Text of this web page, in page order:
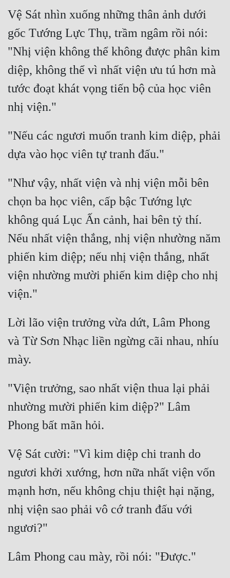
Đông Phương
Đông Phương Huyền Huyễn
Đồng Nhân
Cẩu Đạo Trường Sinh
Truyện Nam
Vô Địch Lưu
Xây Dựng Thế Lực
Đẹp
Đẹp Hiệp
Tính Cách Nhân Vật :
Cơ Trí
Sát Phạt Quyết Đoán
Vô Sỉ
Vệ Sát nhìn xuống những thân ảnh dưới
gốc Tướng Lực Thụ, trầm ngâm rồi nói:
"Nhị viện không thể không được phân kim
diệp, không thể vì nhất viện ưu tú hơn mà
tước đoạt khát vọng tiến bộ của học viên
"Nếu các ngươi muốn tranh kim diệp, phải
"Như vậy, nhất viện và nhị viện mỗi bên
chọn ba học viên, cấp bậc Tướng lực
không quá Lục Ấn cảnh, hai bên tỷ thí.
Nếu nhất viện thắng, nhị viện nhường năm
phiến kim diệp; nếu nhị viện thắng, nhất
viện nhường mười phiến kim diệp cho nhị
Lời lão viện trưởng vừa dứt, Lâm Phong
và Từ Sơn Nhạc liền ngừng cãi nhau, nhíu
"Viện trưởng, sao nhất viện thua lại phải
nhường mười phiến kim diệp?" Lâm
Vệ Sát cười: "Vì kim diệp chi tranh do
ngươi khởi xướng, hơn nữa nhất viện vốn
mạnh hơn, nếu không chịu thiệt hại nặng,
nhị viện sao phải vô cớ tranh đấu với